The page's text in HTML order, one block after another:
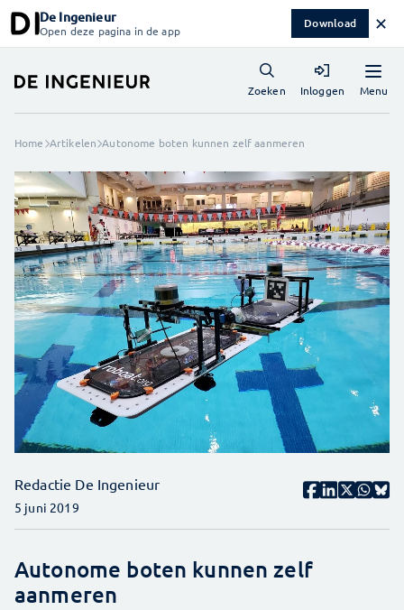
De Ingenieur
Open deze pagina in de app Download ✕
Menu
Zoeken Inloggen
Home Artikelen Autonome boten kunnen zelf aanmeren
Redactie De Ingenieur
5 juni 2019
Autonome boten kunnen zelf
aanmeren